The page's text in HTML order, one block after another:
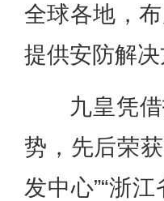
全球各地，
提供安防解决
九皇凭
势，先后荣
发中心”“浙